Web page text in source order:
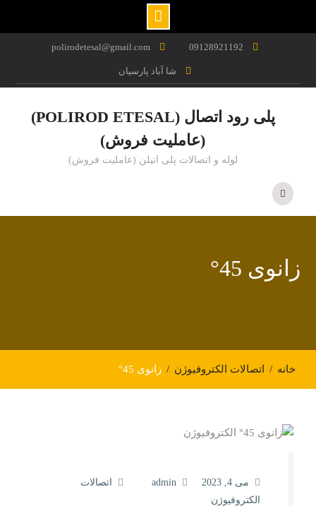
09128921192
polirodetesal@gmail.com
شا آباد پارسیان
پلی رود اتصال (POLIROD ETESAL)
(عاملیت فروش)
لوله و اتصالات پلی اتیلن (عاملیت فروش)
زانوی 45°
خانه اتصالات الکتروفیوژن زانوی 45°
می 4, 2023 admin
اتصالات
الکتروفیوژن